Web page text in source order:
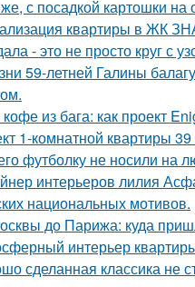
с посадкой картошки на
квартиры в ЖК
- это не просто круг с
59-летней Галины
из бага: как проект
1-комнатной квартиры
футболку не носили на
интерьеров лилия
национальных мотивов.
до Парижа: куда
интерьер
сделанная классика не